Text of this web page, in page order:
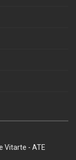
Vitarte - ATE